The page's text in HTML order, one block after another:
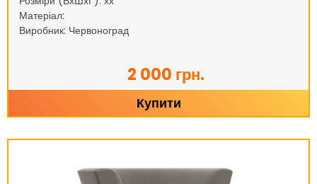
Матеріал:
Виробник: Червоноград
2 000 грн.
Купити